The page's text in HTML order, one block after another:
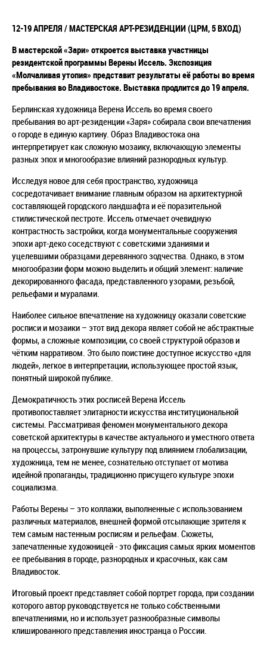
12-19 АПРЕЛЯ / МАСТЕРСКАЯ АРТ-РЕЗИДЕНЦИИ (ЦРМ, 5 ВХОД)
В мастерской «Зари» откроется выставка участницы
резидентской программы Верены Иссель. Экспозиция
«Молчаливая утопия» представит результаты её работы во время
пребывания во Владивостоке. Выставка продлится до 19 апреля.
Берлинская художница Верена Иссель во время своего
пребывания во арт-резиденции «Заря» собирала свои впечатления
о городе в единую картину. Образ Владивостока она
интерпретирует как сложную мозаику, включающую элементы
разных эпох и многообразие влияний разнородных культур.
Исследуя новое для себя пространство, художница
сосредотачивает внимание главным образом на архитектурной
составляющей городского ландшафта и её поразительной
стилистической пестроте. Иссель отмечает очевидную
контрастность застройки, когда монументальные сооружения
эпохи арт-деко соседствуют с советскими зданиями и
уцелевшими образцами деревянного зодчества. Однако, в этом
многообразии форм можно выделить и общий элемент: наличие
декорированного фасада, представленного узорами, резьбой,
рельефами и муралами.
Наиболее сильное впечатление на художницу оказали советские
росписи и мозаики – этот вид декора являет собой не абстрактные
формы, а сложные композиции, со своей структурой образов и
чётким нарративом. Это было поистине доступное искусство «для
людей», легкое в интерпретации, использующее простой язык,
понятный широкой публике.
Демократичность этих росписей Верена Иссель
противопоставляет элитарности искусства институциональной
системы. Рассматривая феномен монументального декора
советской архитектуры в качестве актуального и уместного ответа
на процессы, затронувшие культуру под влиянием глобализации,
художница, тем не менее, сознательно отступает от мотива
идейной пропаганды, традиционно присущего культуре эпохи
социализма.
Работы Верены – это коллажи, выполненные с использованием
различных материалов, внешней формой отсылающие зрителя к
тем самым настенным росписям и рельефам. Сюжеты,
запечатленные художницей - это фиксация самых ярких моментов
ее пребывания в городе, разнородных и красочных, как сам
Владивосток.
Итоговый проект представляет собой портрет города, при создании
которого автор руководствуется не только собственными
впечатлениями, но и использует разнообразные символы
клишированного представления иностранца о России.